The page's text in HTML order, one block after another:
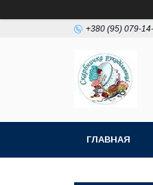
+380 (95) 079-
ГЛАВНАЯ